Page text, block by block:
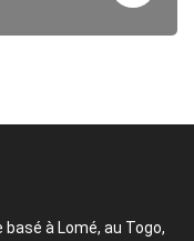
à Lomé, au Togo,